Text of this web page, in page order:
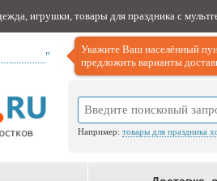
игрушки, товары для праздника с
"
Укажите Ваш населённый
предложить варианты
Например: товары для праздника